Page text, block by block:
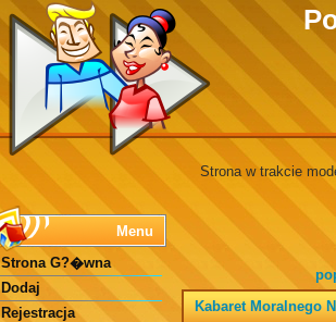
Strona w trakcie
Menu
Strona G?�wna
Dodaj
Rejestracja
Kabaret Moralnego